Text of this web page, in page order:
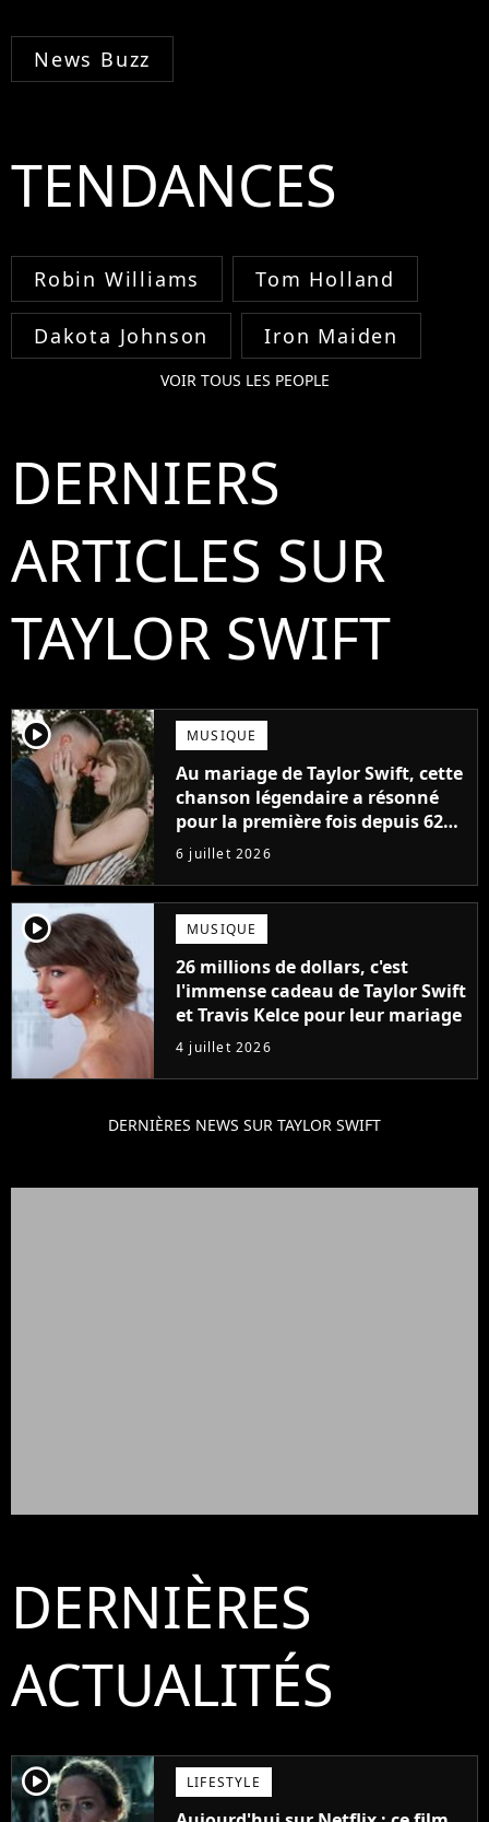
News Buzz
TENDANCES
Robin Williams Tom Holland
Dakota Johnson Iron Maiden
VOIR TOUS LES PEOPLE
DERNIERS
ARTICLES SUR
TAYLOR SWIFT
player2 MUSIQUE
Au mariage de Taylor Swift, cette
chanson légendaire a résonné
pour la première fois depuis 62
ans !
6 juillet 2026
player2 MUSIQUE
26 millions de dollars, c'est
l'immense cadeau de Taylor Swift
et Travis Kelce pour leur mariage
4 juillet 2026
DERNIÈRES NEWS SUR TAYLOR SWIFT
DERNIÈRES
ACTUALITÉS
player2 LIFESTYLE